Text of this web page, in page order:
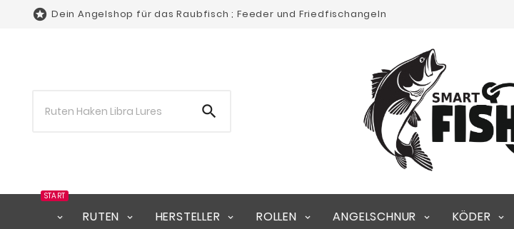
 Dein Angelshop für das Raubfisch ; Feeder und Friedfischangeln

START
RUTEN HERSTELLER ROLLEN ANGELSCHNUR KÖDER